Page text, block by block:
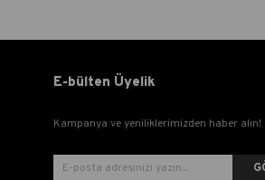
E-bülten Üyelik
Kampanya ve yeniliklerimizden haber alın!